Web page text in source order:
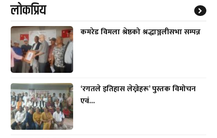
लाेकप्रिय
कमरेड विमला श्रेष्ठको श्रद्धाञ्जलीसभा सम्पन्न
‘रगतले इतिहास लेख्नेहरू’ पुस्तक विमोचन
एवं...